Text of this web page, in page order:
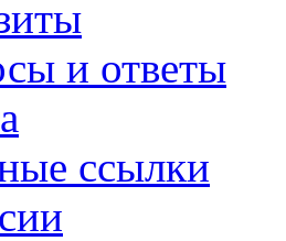
и ответы
ссылки